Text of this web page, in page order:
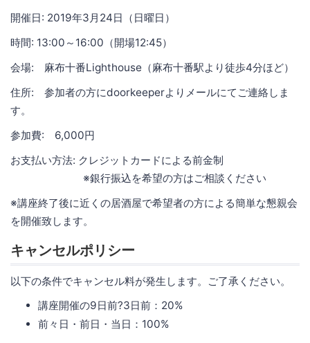
開催日: 2019年3月24日（日曜日）
時間: 13:00～16:00（開場12:45）
会場: 麻布十番Lighthouse（麻布十番駅より徒歩4分ほど）
住所: 参加者の方にdoorkeeperよりメールにてご連絡しま
す。
参加費: 6,000円
お支払い方法: クレジットカードによる前金制
※銀行振込を希望の方はご相談ください
※講座終了後に近くの居酒屋で希望者の方による簡単な懇親会
を開催致します。
キャンセルポリシー
以下の条件でキャンセル料が発生します。ご了承ください。
講座開催の9日前?3日前：20%
前々日・前日・当日：100%